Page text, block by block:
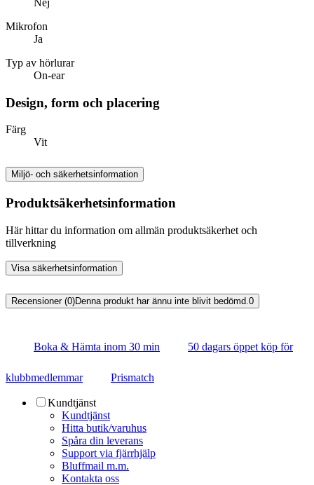
Nej
Mikrofon
Ja
Typ av hörlurar
On-ear
Design, form och placering
Färg
Vit
Miljö- och säkerhetsinformation
Produktsäkerhetsinformation
Här hittar du information om allmän produktsäkerhet och
tillverkning
Visa säkerhetsinformation
Recensioner (0)Denna produkt har ännu inte blivit bedömd. 0
Boka & Hämta inom 30 min 50 dagars öppet köp för
klubbmedlemmar Prismatch
Kundtjänst
Kundtjänst
Hitta butik/varuhus
Spåra din leverans
Support via fjärrhjälp
Bluffmail m.m.
Kontakta oss